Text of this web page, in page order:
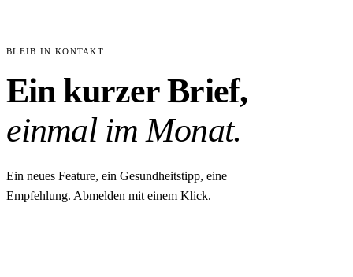
BLEIB IN KONTAKT
Ein kurzer Brief,
einmal im Monat.
Ein neues Feature, ein Gesundheitstipp, eine
Empfehlung. Abmelden mit einem Klick.